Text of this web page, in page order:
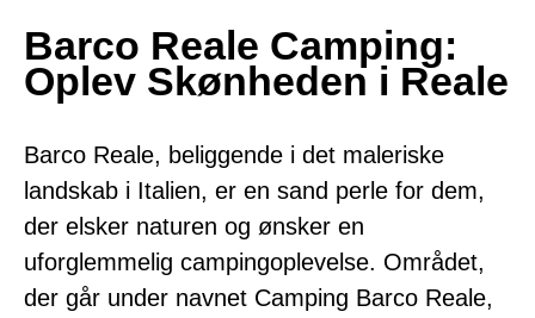
Barco Reale Camping:
Oplev Skønheden i Reale
Barco Reale, beliggende i det maleriske
landskab i Italien, er en sand perle for dem,
der elsker naturen og ønsker en
uforglemmelig campingoplevelse. Området,
der går under navnet Camping Barco Reale,